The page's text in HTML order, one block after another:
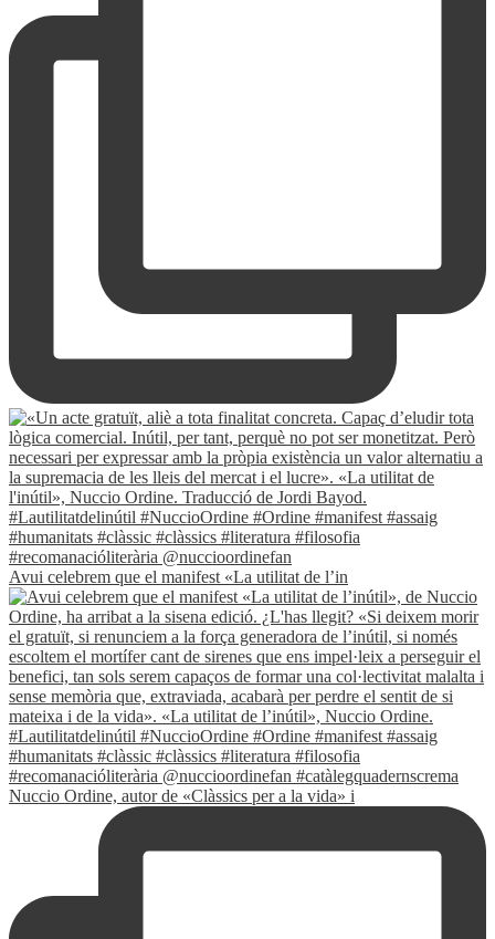
Avui celebrem que el manifest «La utilitat de l’in
Nuccio Ordine, autor de «Clàssics per a la vida» i